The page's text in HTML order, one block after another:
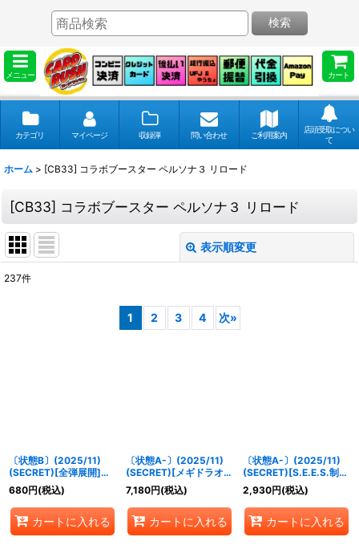
メニュー カート
検索
カテゴリ マイページ 収録弾 問い合わせ ご利用案内
店頭受取につい
て
ホーム > [CB33] コラボブースター ペルソナ３ リロード
[CB33] コラボブースター ペルソナ３ リロード
表示順変更
237件
1 2 3 4 次»
〔状態B〕(2025/11)
(SECRET)[全弾展開]ア
イギス＆アテナ【X-
SEC】{CB33-X07}
《多》
680円(税込)
カートに入れる
〔状態A-〕(2025/11)
(SECRET)[メギドラオン
でございます]エリザベ
ス【XX-SEC】{CB33-
XX02}《青》
7,180円(税込)
カートに入れる
〔状態A-〕(2025/11)
(SECRET)[S.E.E.S.制式
戦闘服]アイギス【契約
X-SEC】{CB33-CX01}
《青》
2,930円(税込)
カートに入れる